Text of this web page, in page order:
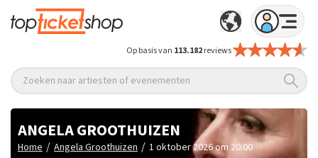
Op basis van 113.182reviews
Zoeken naar artiesten of evenementen
ANGELA GROOTHUIZEN
Home / Angela Groothuizen / 1 oktober 2026 om 20:00